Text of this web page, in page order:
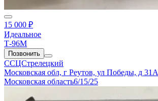
15 000 ₽
Идеальное
Т-96М
Позвонить
ССЦСтрелецкий
Московская обл, г Реутов, ул Победы, д 31А
Московская область6/15/25